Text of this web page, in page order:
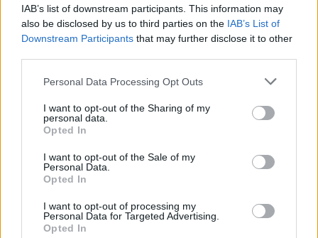
IAB’s list of downstream participants. This information may
also be disclosed by us to third parties on the IAB’s List of
Downstream Participants that may further disclose it to other
Please note that this website/app uses one or more Google
not limited to your visit or usage behaviour. You may click to
grant or deny consent to Google and its third-party tags to
use your data for below specified purposes in below Google
consent section.
Personal Data Processing Opt Outs
I want to opt-out of the Sharing of my
personal data.
Opted In
I want to opt-out of the Sale of my
Personal Data.
Opted In
I want to opt-out of processing my
Personal Data for Targeted Advertising.
Opted In
NEWS
Petrolio in calo: Brent a 88.9 dollari, ribassi diffusi tra le
materie prime